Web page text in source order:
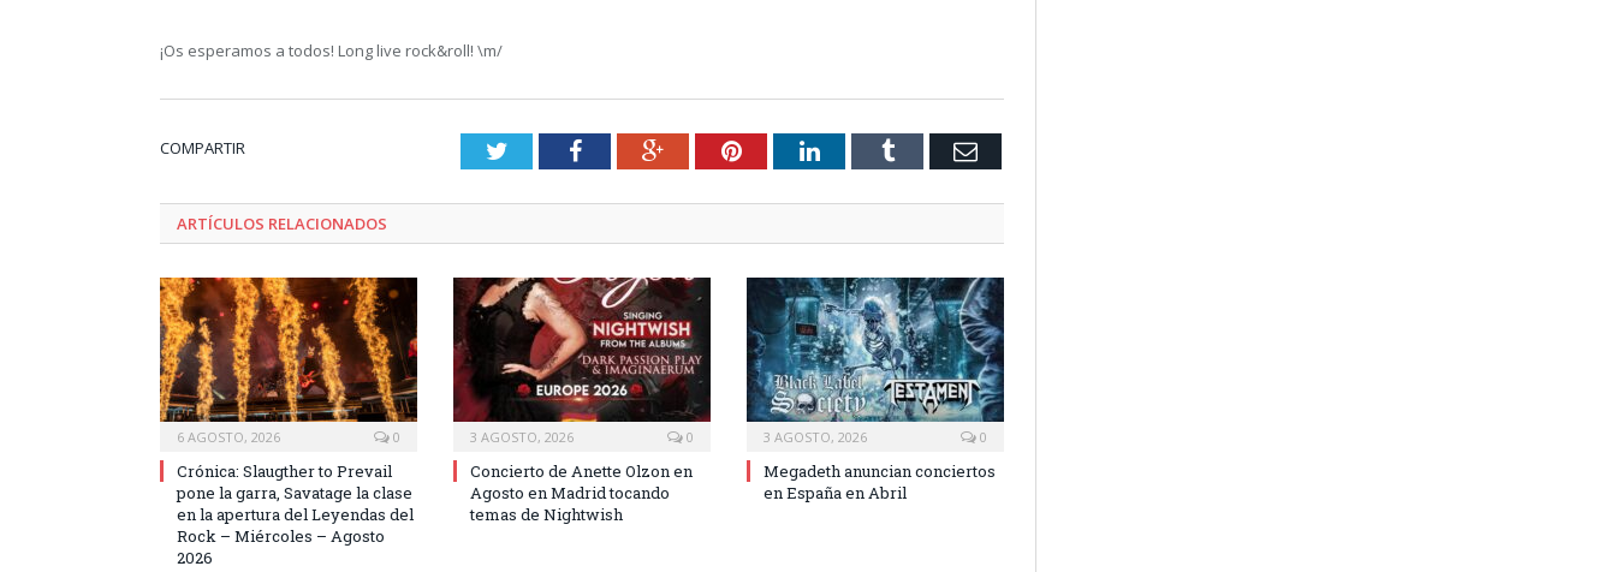
¡Os esperamos a todos! Long live rock&roll! \m/
COMPARTIR TwitterFacebookGoogle+PinterestLinkedInTumblr Email
ARTÍCULOS RELACIONADOS
6 AGOSTO, 2026 0
Crónica: Slaugther to Prevail
pone la garra, Savatage la clase
en la apertura del Leyendas del
Rock – Miércoles – Agosto
2026
3 AGOSTO, 2026 0
Concierto de Anette Olzon en
Agosto en Madrid tocando
temas de Nightwish
3 AGOSTO, 2026 0
Megadeth anuncian conciertos
en España en Abril